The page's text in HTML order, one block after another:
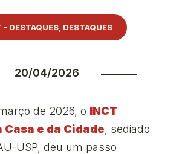
- DESTAQUES, DESTAQUES
20/04/2026
de 2026, o INCT
Casa e da Cidade, sediado
USP, deu um passo